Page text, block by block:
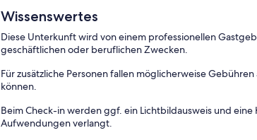
Wissenswertes
Diese Unterkunft wird von einem professionellen
geschäftlichen oder beruflichen Zwecken.
Für zusätzliche Personen fallen möglicherweise
können.
Beim Check-in werden ggf. ein Lichtbildausweis und
Aufwendungen verlangt.